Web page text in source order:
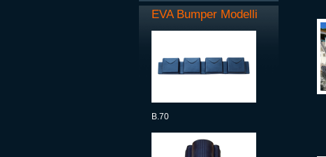
EVA Bumper Modelli
B.70